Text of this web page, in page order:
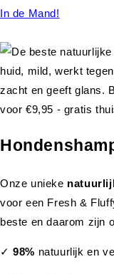
In de Mand!
Onze unieke
voor een Fresh &
beste en daarom zijn
✓98% natuurlijk en